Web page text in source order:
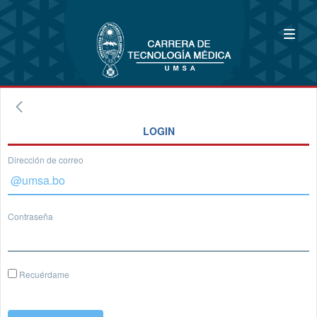
LOGIN
Dirección de correo
Contraseña
Recuérdame